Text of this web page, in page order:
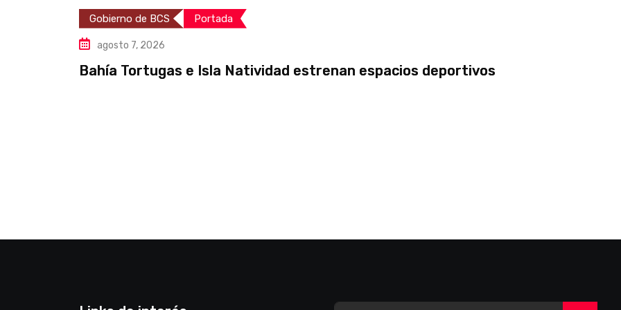
Gobierno de BCS Portada
agosto 7, 2026
Bahía Tortugas e Isla Natividad estrenan espacios deportivos